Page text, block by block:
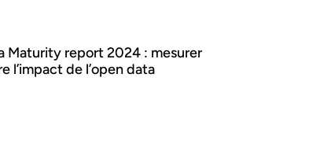
Maturity report 2024 : mesurer
l’impact de l’open data